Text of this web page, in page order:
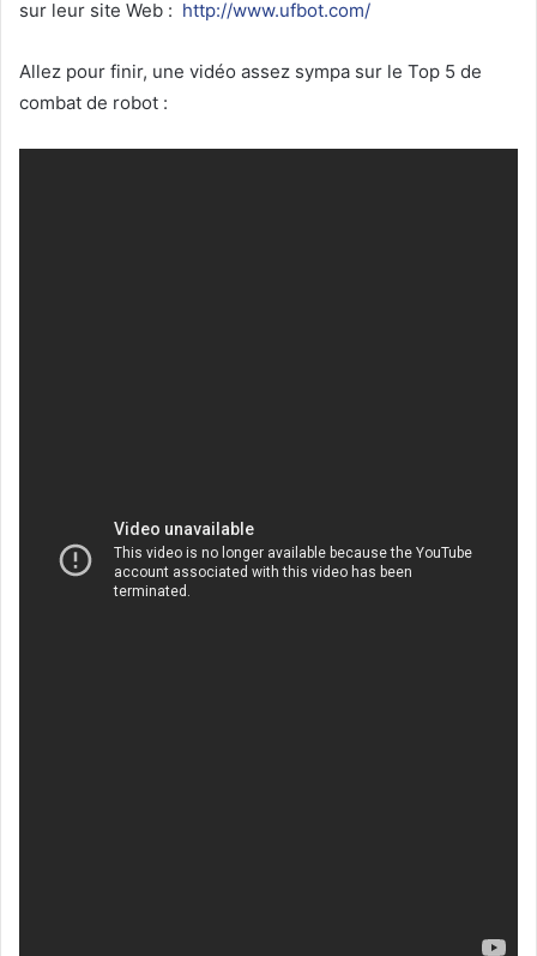
sur leur site Web : http://www.ufbot.com/
Allez pour finir, une vidéo assez sympa sur le Top 5 de
combat de robot :